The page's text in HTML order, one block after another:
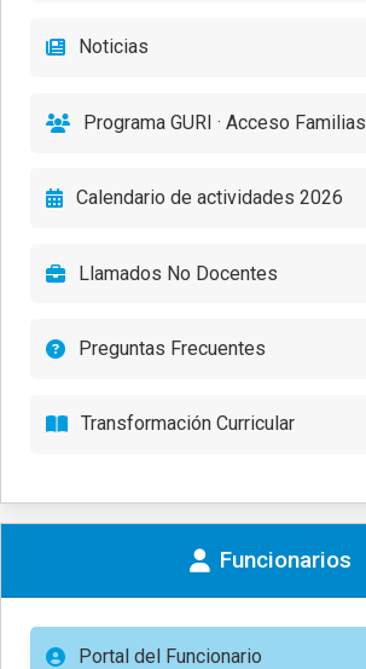
Noticias
Programa GURI · Acceso Familias
Calendario de actividades 2026
Llamados No Docentes
Preguntas Frecuentes
Transformación Curricular
Funcionarios
Portal del Funcionario